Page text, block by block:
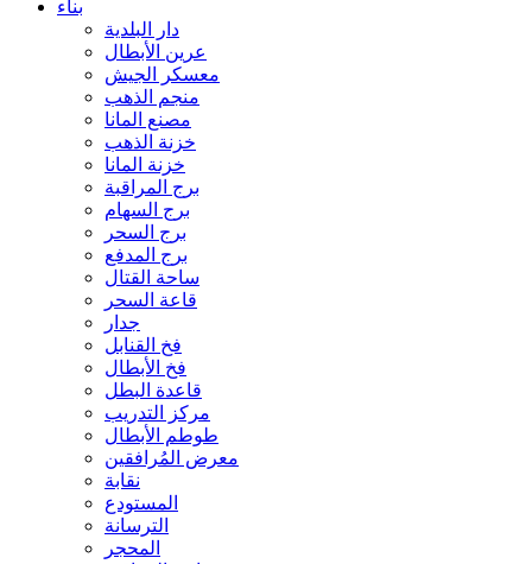
بناء
دار البلدية
عرين الأبطال
معسكر الجيش
منجم الذهب
مصنع المانا
خزنة الذهب
خزنة المانا
برج المراقبة
برج السهام
برج السحر
برج المدفع
ساحة القتال
قاعة السحر
جدار
فخ القنابل
فخ الأبطال
قاعدة البطل
مركز التدريب
طوطم الأبطال
معرض المُرافقين
نقابة
المستودع
الترسانة
المحجر